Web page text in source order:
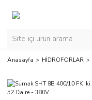
Anasayfa HİDROFORLAR